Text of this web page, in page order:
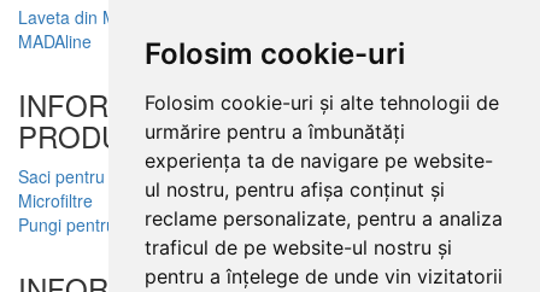
Folosim cookie-uri
Folosim cookie-uri și alte tehnologii de
urmărire pentru a îmbunătăți
experiența ta de navigare pe website-
ul nostru, pentru afișa conținut și
reclame personalizate, pentru a analiza
traficul de pe website-ul nostru și
pentru a înțelege de unde vin vizitatorii
Laveta din Microfibră
MADAline
INFORMATII
PRODUSE
Saci pentru aspirator
Microfiltre
Pungi pentru colectare praf